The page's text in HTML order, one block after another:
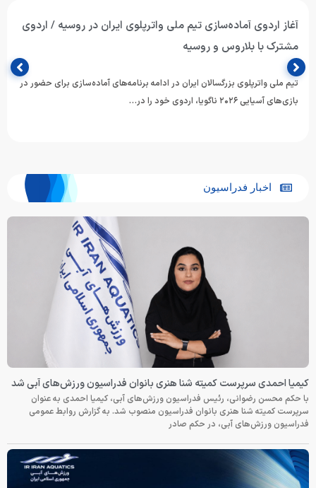
آغاز اردوی آماده‌سازی تیم ملی واترپلوی ایران در روسیه / اردوی
مشترک با بلاروس و روسیه
تیم ملی واترپلوی بزرگسالان ایران در ادامه برنامه‌های آماده‌سازی برای حضور در
بازی‌های آسیایی ۲۰۲۶ ناگویا، اردوی خود را در…
اخبار فدراسیون
کیمیا احمدی سرپرست کمیته شنا هنری بانوان فدراسیون ورزش‌های آبی شد
با حکم محسن رضوانی، رئیس فدراسیون ورزش‌های آبی، کیمیا احمدی به عنوان
سرپرست کمیته شنا هنری بانوان فدراسیون منصوب شد. به گزارش روابط عمومی
فدراسیون ورزش‌های آبی، در حکم صادر